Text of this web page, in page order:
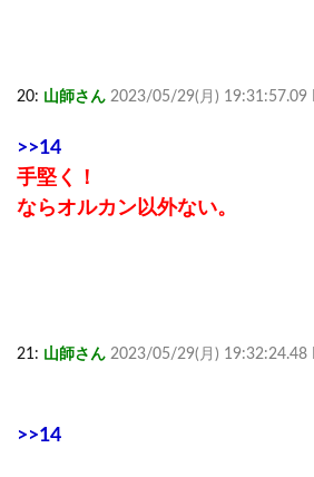
20: 山師さん 2023/05/29(月) 19:31:57.09
>>14
手堅く！
ならオルカン以外ない。
21: 山師さん 2023/05/29(月) 19:32:24.48
>>14